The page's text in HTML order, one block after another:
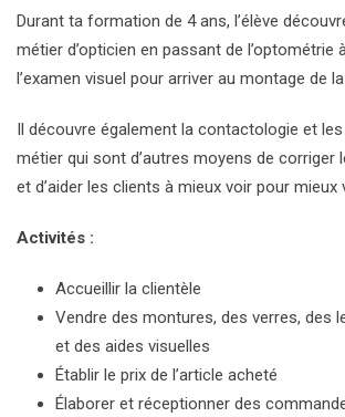
Durant ta formation de 4 ans, l’élève
métier d’opticien en passant de l’optométrie
l’examen visuel pour arriver au montage de
Il découvre également la contactologie et
métier qui sont d’autres moyens de corriger
et d’aider les clients à mieux voir pour mieux
Activités :
Accueillir la clientèle
Vendre des montures, des verres, des
et des aides visuelles
Établir le prix de l’article acheté
Élaborer et réceptionner des